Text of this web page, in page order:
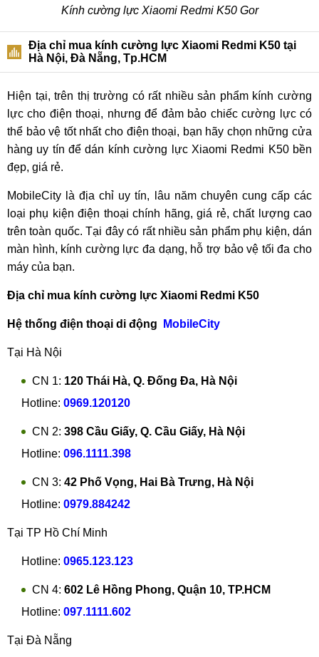
Kính cường lực Xiaomi Redmi K50 Gor
Địa chỉ mua kính cường lực Xiaomi Redmi K50 tại
Hà Nội, Đà Nẵng, Tp.HCM
Hiện tại, trên thị trường có rất nhiều sản phẩm kính cường
lực cho điện thoại, nhưng để đảm bảo chiếc cường lực có
thể bảo vệ tốt nhất cho điện thoại, bạn hãy chọn những cửa
hàng uy tín để dán kính cường lực Xiaomi Redmi K50 bền
đẹp, giá rẻ.
MobileCity là địa chỉ uy tín, lâu năm chuyên cung cấp các
loại phụ kiện điện thoại chính hãng, giá rẻ, chất lượng cao
trên toàn quốc. Tại đây có rất nhiều sản phẩm phụ kiện, dán
màn hình, kính cường lực đa dạng, hỗ trợ bảo vệ tối đa cho
máy của bạn.
Địa chỉ mua kính cường lực Xiaomi Redmi K50
Hệ thống điện thoại di động MobileCity
Tại Hà Nội
CN 1: 120 Thái Hà, Q. Đống Đa, Hà Nội
Hotline: 0969.120120
CN 2: 398 Cầu Giấy, Q. Cầu Giấy, Hà Nội
Hotline: 096.1111.398
CN 3: 42 Phố Vọng, Hai Bà Trưng, Hà Nội
Hotline: 0979.884242
Tại TP Hồ Chí Minh
Hotline: 0965.123.123
CN 4: 602 Lê Hồng Phong, Quận 10, TP.HCM
Hotline: 097.1111.602
Tại Đà Nẵng